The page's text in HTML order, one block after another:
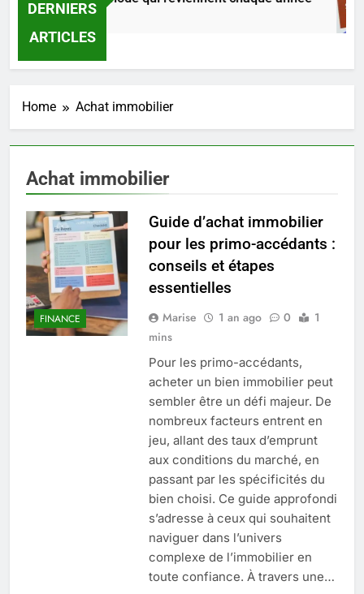
DERNIERS
ARTICLES
2 Jours Ago
Home Achat immobilier
Achat immobilier
FINANCE
Guide d’achat immobilier
pour les primo-accédants :
conseils et étapes
essentielles
Marise 1 an ago 0
1
mins
Pour les primo-accédants,
acheter un bien immobilier peut
sembler être un défi majeur. De
nombreux facteurs entrent en
jeu, allant des taux d’emprunt
aux conditions du marché, en
passant par les spécificités du
bien choisi. Ce guide approfondi
s’adresse à ceux qui souhaitent
naviguer dans l’univers
complexe de l’immobilier en
toute confiance. À travers une…